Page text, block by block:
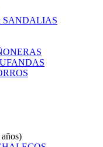
SANDALIAS